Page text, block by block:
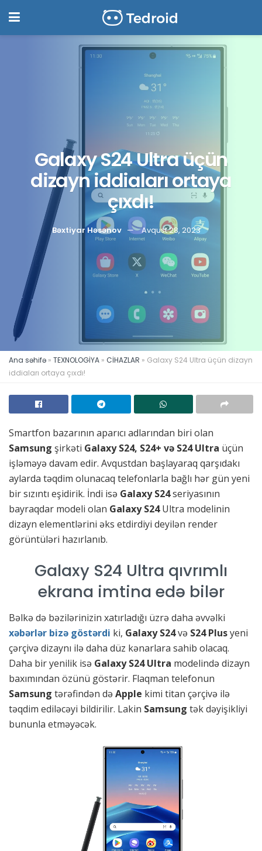
Galaxy S24 Ultra üçün
dizayn iddiaları ortaya
çıxdı!
Bəxtiyar Həsənov Avqust 28, 2023
Ana səhifə » TEXNOLOGİYA » CİHAZLAR » Galaxy S24 Ultra üçün dizayn
iddiaları ortaya çıxdı!
Smartfon bazarının aparıcı adlarından biri olan
Samsung şirkəti Galaxy S24, S24+ və S24 Ultra üçün
işləməyə davam edir. Avqustdan başlayaraq qarşıdakı
aylarda təqdim olunacaq telefonlarla bağlı hər gün yeni
bir sızıntı eşidirik. İndi isə Galaxy S24seriyasının
bayraqdar modeli olan Galaxy S24Ultra modelinin
dizayn elementlərini əks etdirdiyi deyilən render
görüntüləri hazırlanıb.
Galaxy S24 Ultra qıvrımlı
ekrana imtina edə bilər
Bəlkə də bəzilərinizin xatırladığı üzrə daha əvvəlki
xəbərlər bizə göstərdi ki, Galaxy S24və S24 Plusyeni
çərçivə dizaynı ilə daha düz kənarlara sahib olacaq.
Daha bir yenilik isə Galaxy S24 Ultra modelində dizayn
baxımından özünü göstərir. Flaqman telefonun
Samsung tərəfindən də Apple kimi titan çərçivə ilə
təqdim ediləcəyi bildirilir. Lakin Samsung tək dəyişikliyi
bununla etməyəcək.